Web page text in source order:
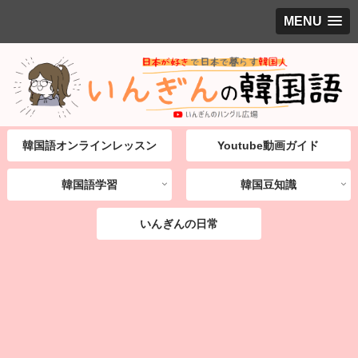
MENU
韓国語オンラインレッスン Youtube動画ガイド
韓国語学習 韓国豆知識
いんぎんの日常